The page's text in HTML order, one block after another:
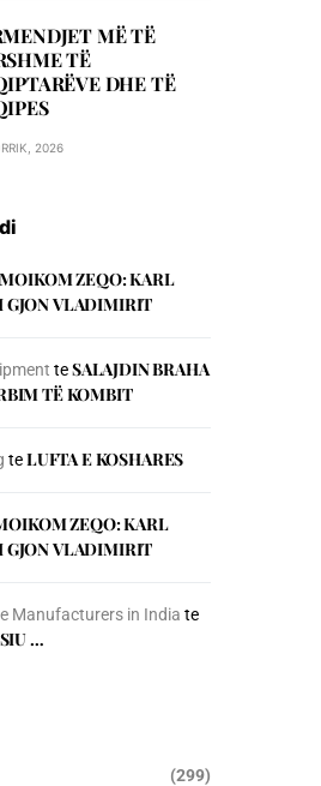
MË TË
TË
DHE TË
2026
ZEQO: KARL
GJON VLADIMIRIT
teSALAJDIN BRAHA
TЁ KOMBIT
teLUFTA E KOSHARES
ZEQO: KARL
GJON VLADIMIRIT
Manufacturers in India te
…
(299)